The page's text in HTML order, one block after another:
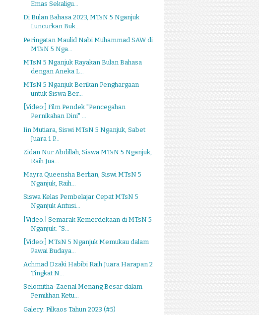
Emas Sekaligu...
Di Bulan Bahasa 2023, MTsN 5 Nganjuk
Luncurkan Buk...
Peringatan Maulid Nabi Muhammad SAW di
MTsN 5 Nga...
MTsN 5 Nganjuk Rayakan Bulan Bahasa
dengan Aneka L...
MTsN 5 Nganjuk Berikan Penghargaan
untuk Siswa Ber...
[Video:] Film Pendek "Pencegahan
Pernikahan Dini" ...
Iin Mutiara, Siswi MTsN 5 Nganjuk, Sabet
Juara 1 P...
Zidan Nur Abdillah, Siswa MTsN 5 Nganjuk,
Raih Jua...
Mayra Queensha Berlian, Siswi MTsN 5
Nganjuk, Raih...
Siswa Kelas Pembelajar Cepat MTsN 5
Nganjuk Antusi...
[Video:] Semarak Kemerdekaan di MTsN 5
Nganjuk: "S...
[Video:] MTsN 5 Nganjuk Memukau dalam
Pawai Budaya...
Achmad Dzaki Habibi Raih Juara Harapan 2
Tingkat N...
Selomitha-Zaenal Menang Besar dalam
Pemilihan Ketu...
Galery: Pilkaos Tahun 2023 (#5)